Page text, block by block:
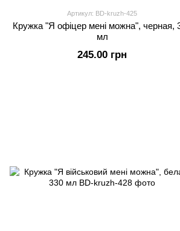
Артикул: BD-kruzh-425
Кружка "Я офіцер мені можна", черная,
мл
245.00 грн